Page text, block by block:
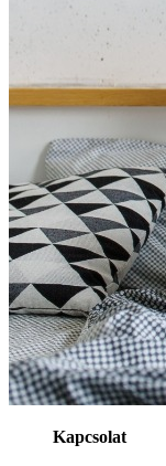
Kapcsolat